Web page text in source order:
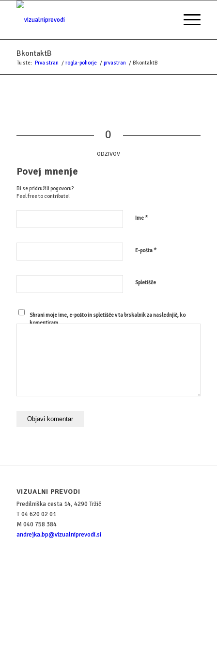
BkontaktB
Tu ste: Prva stran / rogla-pohorje / prvastran / BkontaktB
0
ODZIVOV
Povej mnenje
Bi se pridružili pogovoru?
Feel free to contribute!
Ime*
E-pošta*
Spletišče
Shrani moje ime, e-pošto in spletišče v ta brskalnik za naslednjič, ko
komentiram.
VIZUALNI PREVODI
Predilniška cesta 14, 4290 Tržič
T 04 620 02 01
M 040 758 384
andrejka.bp@vizualniprevodi.si